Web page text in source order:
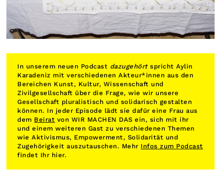
In unserem neuen Podcast dazugehörtspricht Aylin
Karadeniz mit verschiedenen Akteur*innen aus den
Bereichen Kunst, Kultur, Wissenschaft und
Zivilgesellschaft über die Frage, wie wir unsere
Gesellschaft pluralistisch und solidarisch gestalten
können. In jeder Episode lädt sie dafür eine Frau aus
dem Beirat von WIR MACHEN DAS ein, sich mit ihr
und einem weiteren Gast zu verschiedenen Themen
wie Aktivismus, Empowerment, Solidarität und
Zugehörigkeit auszutauschen. Mehr Infos zum Podcast
findet Ihr hier.